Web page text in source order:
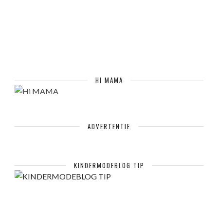
HI MAMA
ADVERTENTIE
KINDERMODEBLOG TIP